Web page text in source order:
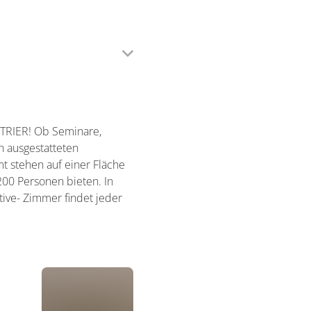
Ob Seminare,
ausgestatteten
stehen auf einer Fläche
Personen bieten. In
Zimmer findet jeder